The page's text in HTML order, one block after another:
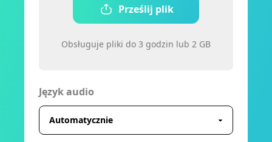
Prześlij plik
Obsługuje pliki do 3 godzin lub 2 GB
Język audio